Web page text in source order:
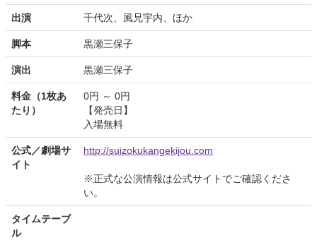
出演 千代次、風兄宇内、ほか
脚本 黒瀬三保子
演出 黒瀬三保子
料金（1枚あ
たり）
0円 ～ 0円
【発売日】
入場無料
公式／劇場サ
イト
http://suizokukangekijou.com
※正式な公演情報は公式サイトでご確認くださ
い。
タイムテーブ
ル